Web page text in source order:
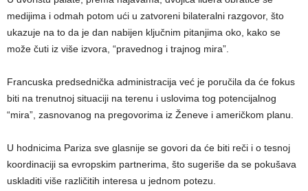
medijima i odmah potom ući u zatvoreni bilateralni razgovor, što
ukazuje na to da je dan nabijen ključnim pitanjima oko, kako se
može čuti iz više izvora, “pravednog i trajnog mira”.
Francuska predsednička administracija već je poručila da će fokus
biti na trenutnoj situaciji na terenu i uslovima tog potencijalnog
“mira”, zasnovanog na pregovorima iz Ženeve i američkom planu.
U hodnicima Pariza sve glasnije se govori da će biti reči i o tesnoj
koordinaciji sa evropskim partnerima, što sugeriše da se pokušava
uskladiti više različitih interesa u jednom potezu.